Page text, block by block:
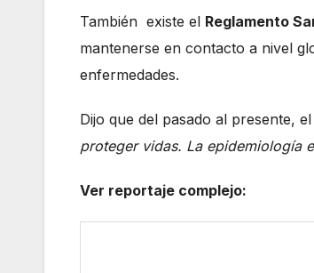
También existe el Reglamento
mantenerse en contacto a nivel
enfermedades.
Dijo que del pasado al presente,
proteger vidas. La epidemiología
Ver reportaje complejo: